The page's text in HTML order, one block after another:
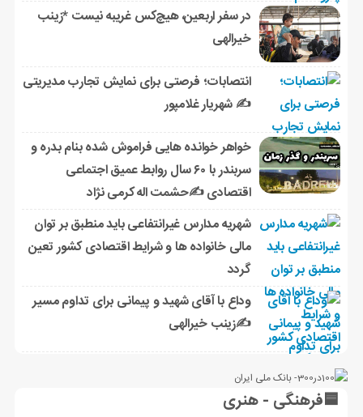
در سفر اربعین، هیچ‌کس غریبه نیست *زینب
خیرالهی
انتصابات؛ فرصتی برای نمایش تجارب مدیریتی
✍ شهریار غلامپور
خواهر خوانده هایی فراموش شده بنام بدره و
سربندر با ۶۰ سال روابط عمیق اجتماعی
اقتصادی ✍حشمت اله کرمی نژاد
شهریه مدارس غیرانتفاعی باید منطبق بر توان
مالی خانواده ها و شرایط اقتصادی کشور تعین
گردد
وداع با آقای شهید و پیمانی برای تداوم مسیر
✍زینب خیرالهی
🟦فرهنگی - هنری